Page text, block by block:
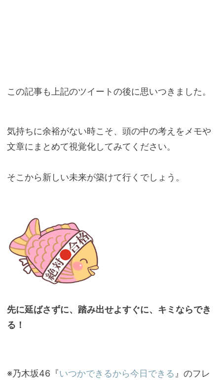
この記事も上記のツイートの後に思いつきました。
気持ちに余裕がない時こそ、頭の中の考えをメモや
文章にまとめて視覚化してみてください。
そこから新しい未来が築けて行くでしょう。
先に延ばさずに、踏み出せよすぐに、キミならでき
る！
※乃木坂46『いつかできるから今日できる』のフレ